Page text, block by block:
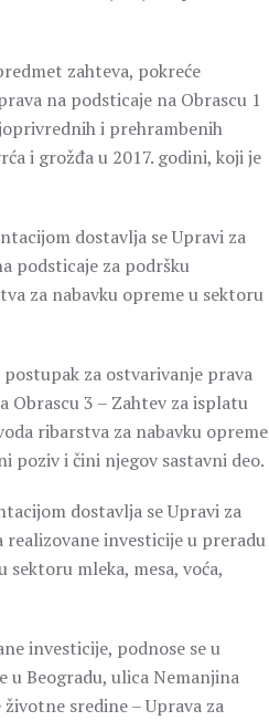
zahteva, pokreće
na podsticaje na Obrascu 1
i prehrambenih
i grožđa u 2017. godini, koji je
dostavlja se Upravi za
podsticaje za podršku
za nabavku opreme u sektoru
za ostvarivanje prava
Obrascu 3 – Zahtev za isplatu
ribarstva za nabavku opreme
poziv i čini njegov sastavni deo.
dostavlja se Upravi za
realizovane investicije u preradu
mleka, mesa, voća,
investicije, podnose se u
u Beogradu, ulica Nemanjina
sredine – Uprava za